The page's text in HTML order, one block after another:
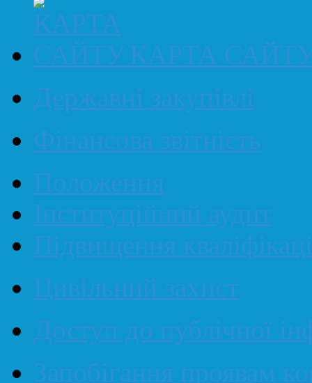
КАРТА
Державні закупівлі
Фінансова звітність
Положення
Інституційний аудит
Підвищення
Цивільний захист
Доступ до публічної
Запобігання проявам